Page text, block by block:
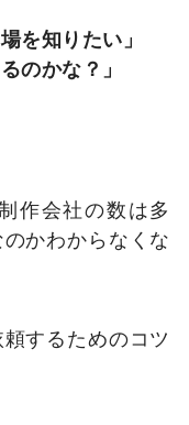
を知りたい」
のかな？」
作会社の数は多
かわからなくな
するためのコツ